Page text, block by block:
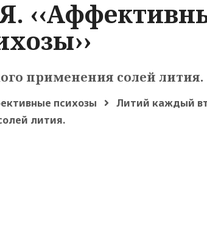
применения солей лития.
психозы
Литий каждый
лития.